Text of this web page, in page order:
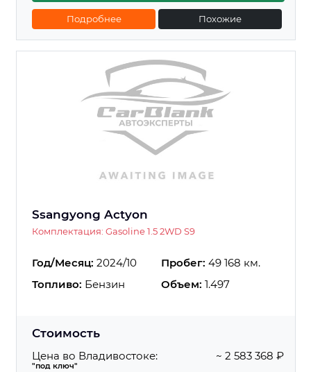
Подробнее Похожие
Ssangyong Actyon
Комплектация: Gasoline 1.5 2WD S9
Год/Месяц: 2024/10 Пробег: 49 168 км.
Топливо: Бензин Объем: 1.497
Стоимость
Цена во Владивостоке:
"под ключ"
~ 2 583 368 ₽